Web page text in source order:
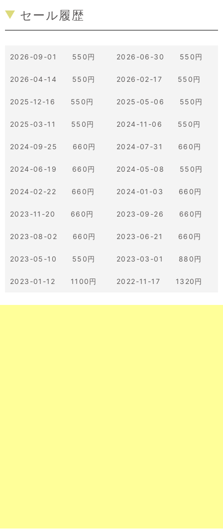
セール履歴
2026-09-01 550円 2026-06-30 550円
2026-04-14 550円 2026-02-17 550円
2025-12-16 550円 2025-05-06 550円
2025-03-11 550円 2024-11-06 550円
2024-09-25 660円 2024-07-31 660円
2024-06-19 660円 2024-05-08 550円
2024-02-22 660円 2024-01-03 660円
2023-11-20 660円 2023-09-26 660円
2023-08-02 660円 2023-06-21 660円
2023-05-10 550円 2023-03-01 880円
2023-01-12 1100円 2022-11-17 1320円